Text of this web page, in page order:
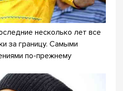
несколько лет все
за границу. Самыми
по-прежнему